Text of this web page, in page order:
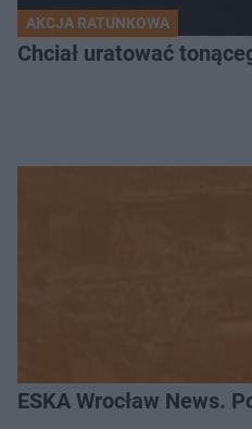
AKCJA RATUNKOWA
Chciał uratować
ESKA Wrocław News.